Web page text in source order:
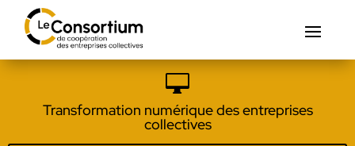

Transformation numérique des entreprises
collectives